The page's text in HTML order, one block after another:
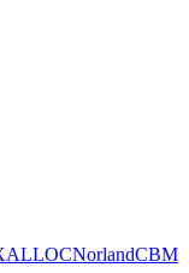
ALLOCNorlandCBM